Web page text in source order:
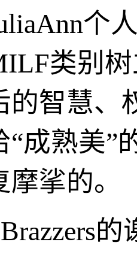
个
类别
的智慧、
“成熟美”
挲的。